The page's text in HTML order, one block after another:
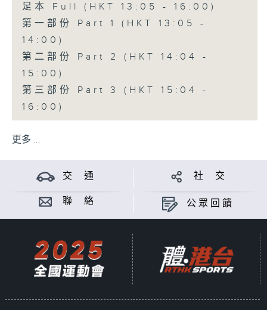
足本 Full (HKT 13:05 - 16:00)
第一部份 Part 1 (HKT 13:05 -
14:00)
第二部份 Part 2 (HKT 14:04 -
15:00)
第三部份 Part 3 (HKT 15:04 -
16:00)
更多 ...
交 通 社 交
聯 絡 公眾回饋